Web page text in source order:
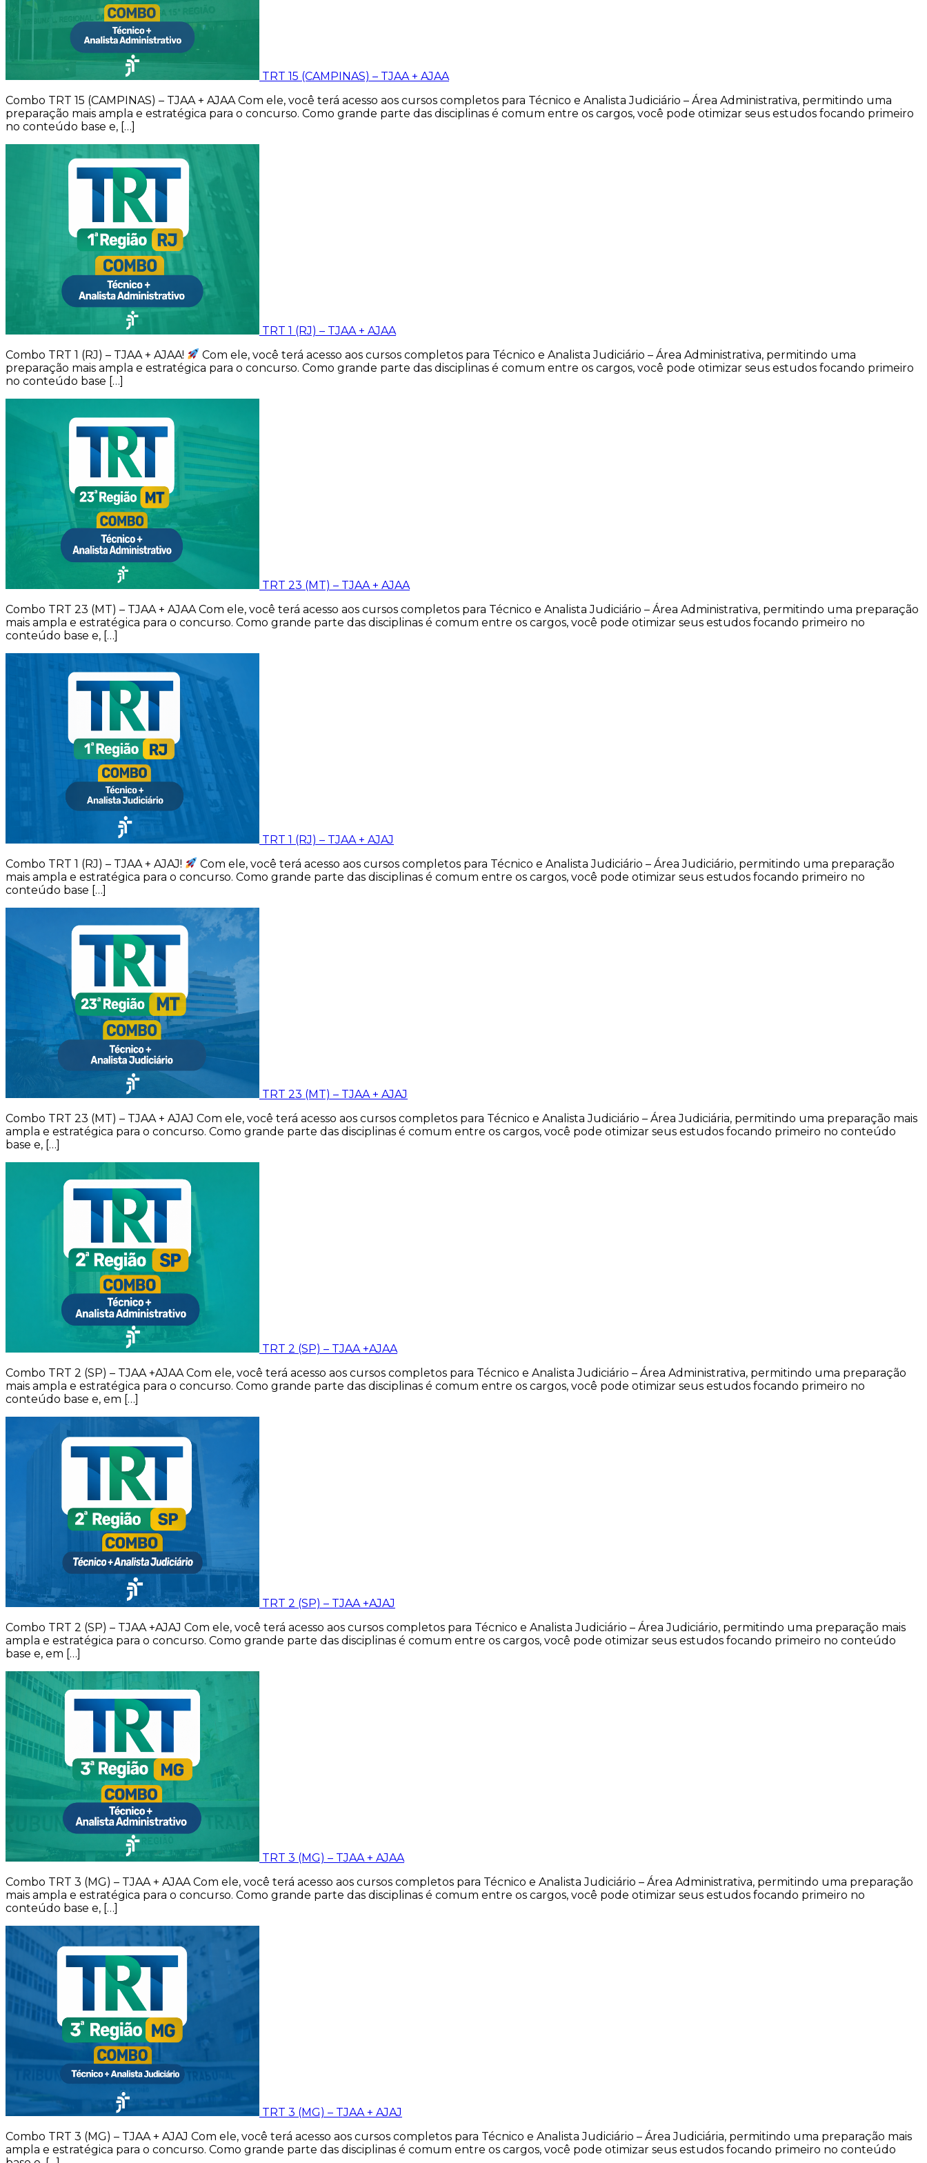
TRT 15 (CAMPINAS) – TJAA + AJAA
Combo TRT 15 (CAMPINAS) – TJAA + AJAA Com ele, você terá acesso aos cursos completos para Técnico e Analista Judiciário – Área Administrativa, permitindo uma
preparação mais ampla e estratégica para o concurso. Como grande parte das disciplinas é comum entre os cargos, você pode otimizar seus estudos focando primeiro
no conteúdo base e, […]
TRT 1 (RJ) – TJAA + AJAA
Combo TRT 1 (RJ) – TJAA + AJAA!
Com ele, você terá acesso aos cursos completos para Técnico e Analista Judiciário – Área Administrativa, permitindo uma
preparação mais ampla e estratégica para o concurso. Como grande parte das disciplinas é comum entre os cargos, você pode otimizar seus estudos focando primeiro
no conteúdo base […]
TRT 23 (MT) – TJAA + AJAA
Combo TRT 23 (MT) – TJAA + AJAA Com ele, você terá acesso aos cursos completos para Técnico e Analista Judiciário – Área Administrativa, permitindo uma preparação
mais ampla e estratégica para o concurso. Como grande parte das disciplinas é comum entre os cargos, você pode otimizar seus estudos focando primeiro no
conteúdo base e, […]
TRT 1 (RJ) – TJAA + AJAJ
Combo TRT 1 (RJ) – TJAA + AJAJ!
Com ele, você terá acesso aos cursos completos para Técnico e Analista Judiciário – Área Judiciário, permitindo uma preparação
mais ampla e estratégica para o concurso. Como grande parte das disciplinas é comum entre os cargos, você pode otimizar seus estudos focando primeiro no
conteúdo base […]
TRT 23 (MT) – TJAA + AJAJ
Combo TRT 23 (MT) – TJAA + AJAJ Com ele, você terá acesso aos cursos completos para Técnico e Analista Judiciário – Área Judiciária, permitindo uma preparação mais
ampla e estratégica para o concurso. Como grande parte das disciplinas é comum entre os cargos, você pode otimizar seus estudos focando primeiro no conteúdo
base e, […]
TRT 2 (SP) – TJAA +AJAA
Combo TRT 2 (SP) – TJAA +AJAA Com ele, você terá acesso aos cursos completos para Técnico e Analista Judiciário – Área Administrativa, permitindo uma preparação
mais ampla e estratégica para o concurso. Como grande parte das disciplinas é comum entre os cargos, você pode otimizar seus estudos focando primeiro no
conteúdo base e, em […]
TRT 2 (SP) – TJAA +AJAJ
Combo TRT 2 (SP) – TJAA +AJAJ Com ele, você terá acesso aos cursos completos para Técnico e Analista Judiciário – Área Judiciário, permitindo uma preparação mais
ampla e estratégica para o concurso. Como grande parte das disciplinas é comum entre os cargos, você pode otimizar seus estudos focando primeiro no conteúdo
base e, em […]
TRT 3 (MG) – TJAA + AJAA
Combo TRT 3 (MG) – TJAA + AJAA Com ele, você terá acesso aos cursos completos para Técnico e Analista Judiciário – Área Administrativa, permitindo uma preparação
mais ampla e estratégica para o concurso. Como grande parte das disciplinas é comum entre os cargos, você pode otimizar seus estudos focando primeiro no
conteúdo base e, […]
TRT 3 (MG) – TJAA + AJAJ
Combo TRT 3 (MG) – TJAA + AJAJ Com ele, você terá acesso aos cursos completos para Técnico e Analista Judiciário – Área Judiciária, permitindo uma preparação mais
ampla e estratégica para o concurso. Como grande parte das disciplinas é comum entre os cargos, você pode otimizar seus estudos focando primeiro no conteúdo